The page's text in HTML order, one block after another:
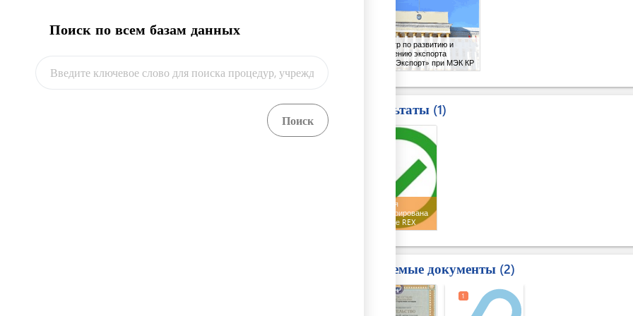
Поиск по всем базам данных
1
данных системы REX
ГУ «Центр по развитию и
продвижению экспорта
«Кыргыз Экспорт» при МЭК КР
Результаты 1
Компания
зарегистрирована
в системе REX
Требуемые документы 2
1